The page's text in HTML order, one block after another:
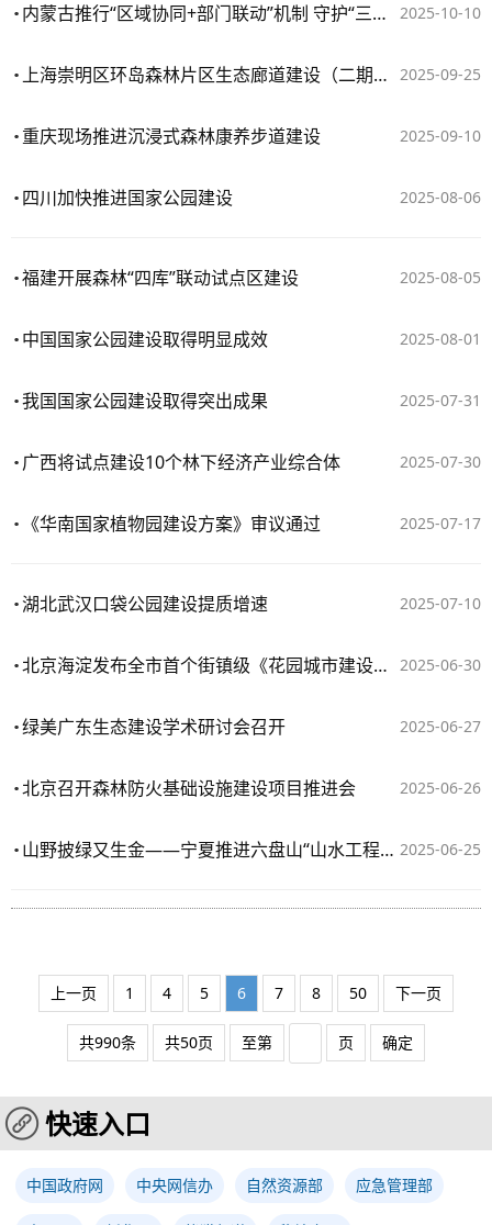
2025-10-10
内蒙古推行“区域协同+部门联动”机制 守护“三北” 工程建设成果
2025-09-25
上海崇明区环岛森林片区生态廊道建设（二期）项目完成市级核查
2025-09-10
重庆现场推进沉浸式森林康养步道建设
2025-08-06
四川加快推进国家公园建设
2025-08-05
福建开展森林“四库”联动试点区建设
2025-08-01
中国国家公园建设取得明显成效
2025-07-31
我国国家公园建设取得突出成果
2025-07-30
广西将试点建设10个林下经济产业综合体
2025-07-17
《华南国家植物园建设方案》审议通过
2025-07-10
湖北武汉口袋公园建设提质增速
2025-06-30
北京海淀发布全市首个街镇级《花园城市建设示范街区行动导则》
2025-06-27
绿美广东生态建设学术研讨会召开
2025-06-26
北京召开森林防火基础设施建设项目推进会
2025-06-25
山野披绿又生金——宁夏推进六盘山“山水工程”建设观察
上一页 1 4 5 6 7 8 50 下一页
共990条 共50页 至第 页 确定
快速入口
中国政府网 中央网信办 自然资源部 应急管理部